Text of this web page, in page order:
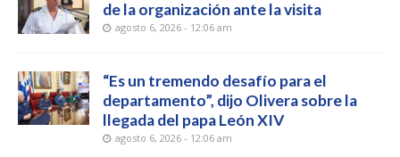
de la organización ante la visita
agosto 6, 2026 - 12:06 am
“Es un tremendo desafío para el
departamento”, dijo Olivera sobre la
llegada del papa León XIV
agosto 6, 2026 - 12:06 am